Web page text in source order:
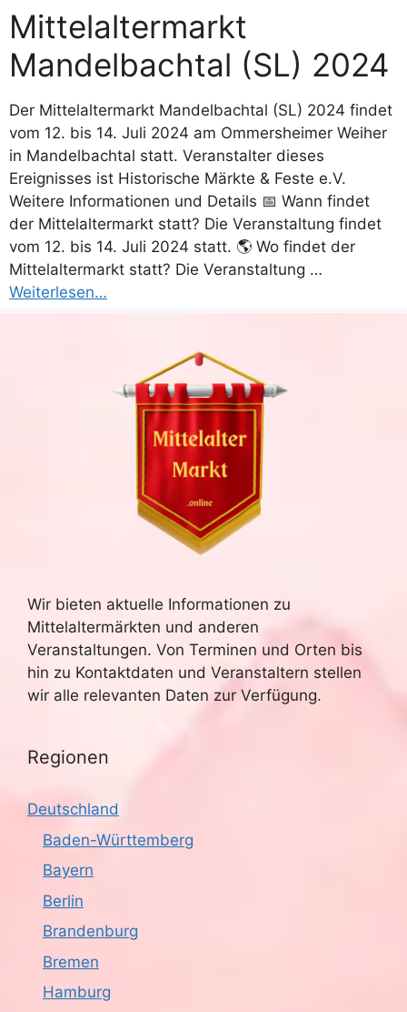
Mittelaltermarkt
Mandelbachtal (SL) 2024
Der Mittelaltermarkt Mandelbachtal (SL) 2024 findet
vom 12. bis 14. Juli 2024 am Ommersheimer Weiher
in Mandelbachtal statt. Veranstalter dieses
Ereignisses ist Historische Märkte & Feste e.V.
Weitere Informationen und Details 📅 Wann findet
der Mittelaltermarkt statt? Die Veranstaltung findet
vom 12. bis 14. Juli 2024 statt. 🌎 Wo findet der
Mittelaltermarkt statt? Die Veranstaltung …
Weiterlesen…
Wir bieten aktuelle Informationen zu
Mittelaltermärkten und anderen
Veranstaltungen. Von Terminen und Orten bis
hin zu Kontaktdaten und Veranstaltern stellen
wir alle relevanten Daten zur Verfügung.
Regionen
Deutschland
Baden-Württemberg
Bayern
Berlin
Brandenburg
Bremen
Hamburg